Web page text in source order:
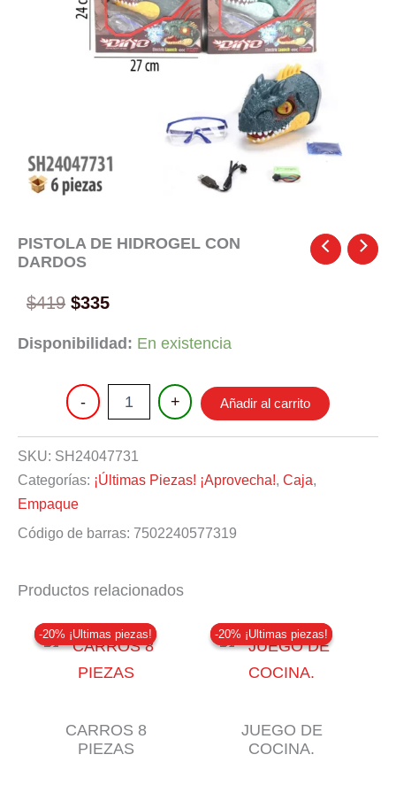
PISTOLA DE HIDROGEL CON
DARDOS
$419 Original
$419.
$335Current
$335.
Disponibilidad: En existencia
-
PISTOLA
DE
DARDOS
cantidad
+ Añadir al carrito
SKU: SH24047731
Categorías: ¡Últimas Piezas! ¡Aprovecha!, Caja,
Empaque
Código de barras: 7502240577319
Productos relacionados
-20% ¡Ultimas piezas!
CARROS 8
PIEZAS
-20% ¡Ultimas piezas! -20% ¡Ultimas piezas!
JUEGO DE
COCINA.
-20% ¡Ultimas piezas!